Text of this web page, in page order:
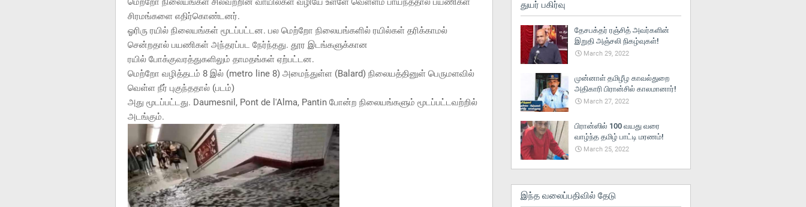
சிரமங்களை எதிர்கொண்டனர்.
ஓரிரு ரயில் நிலையங்கள் மூடப்பட்டன. பல மெற்றோ நிலையங்களில் ரயில்கள் தரிக்காமல்
சென்றதால் பயணிகள் அந்தரப்பட நேர்ந்தது. தூர இடங்களுக்கான
ரயில் போக்குவரத்துகளிலும் தாமதங்கள் ஏற்பட்டன.
மெற்றோ வழித்தடம் 8 இல் (metro line 8) அமைந்துள்ள (Balard) நிலையத்தினுள் பெருமளவில்
வெள்ள நீர் புகுந்ததால் (படம்)
அது மூடப்பட்டது. Daumesnil, Pont de l'Alma, Pantin போன்ற நிலையங்களும் மூடப்பட்டவற்றில்
அடங்கும்.
துயர் பகிர்வு
தேசபக்தர் ரஞ்சித் அவர்களின்
இறுதி அஞ்சலி நிகழ்வுகள்!
March 29, 2022
முன்னாள் தமிழீழ காவல்துறை
அதிகாரி பிரான்சில் காலமானார்!
March 27, 2022
பிரான்ஸில் 100 வயது வரை
வாழ்ந்த தமிழ் பாட்டி மரணம்!
March 25, 2022
இந்த வலைப்பதிவில் தேடு